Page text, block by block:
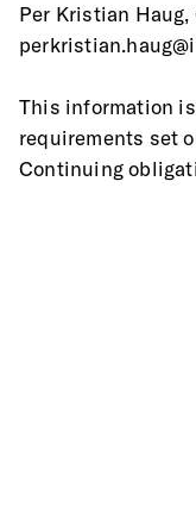
Per Kristian Haug,
This information
requirements set
Continuing